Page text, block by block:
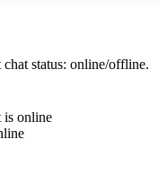
status: online/offline.
is online